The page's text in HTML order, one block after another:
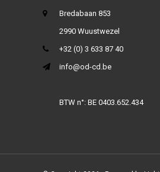
Bredabaan 853
2990 Wuustwezel
+32 (0) 3 633 87 40
info@od-cd.be
BTW n°: BE 0403.652.434